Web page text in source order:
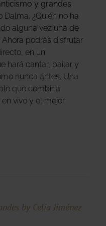
y grandes
Dalma. ¿Quién no ha
alguna vez una de
podrás disfrutar
en un
hará cantar, bailar y
nunca antes. Una
que combina
vivo y el mejor
by Celia Jiménez